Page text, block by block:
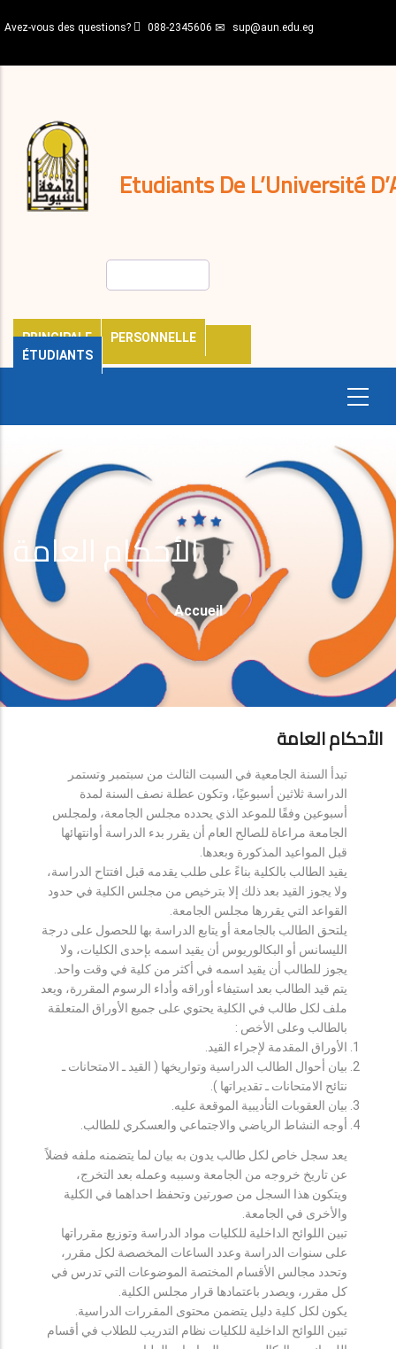
au
principal
Avez-vous des questions? 088-2345606 sup@aun.edu.eg
Etudiants De L’Université
PRINCIPALE
PERSONNELLE
ÉTUDIANTS
décisions
Expatriés
Journal
الأحكام العامة
Fil
D'Ariane
Accueil
الأحكام العامة
تبدأ السنة الجامعية في السبت الثالث من سبتمبر وتستمر
الدراسة ثلاثين أسبوعيًا، وتكون عطلة نصف السنة لمدة
أسبوعين وفقًا للموعد الذي يحدده مجلس الجامعة، ولمجلس
الجامعة مراعاة للصالح العام أن يقرر بدء الدراسة أوانتهائها
قبل المواعيد المذكورة وبعدها.
يقيد الطالب بالكلية بناءً على طلب يقدمه قبل افتتاح الدراسة،
ولا يجوز القيد بعد ذلك إلا بترخيص من مجلس الكلية في حدود
القواعد التي يقررها مجلس الجامعة.
يلتحق الطالب بالجامعة أو يتابع الدراسة بها للحصول على درجة
الليسانس أو البكالوريوس أن يقيد اسمه بإحدى الكليات، ولا
يجوز للطالب أن يقيد اسمه في أكثر من كلية في وقت واحد.
يتم قيد الطالب بعد استيفاء أوراقه وأداء الرسوم المقررة، ويعد
ملف لكل طالب في الكلية يحتوي على جميع الأوراق المتعلقة
بالطالب وعلى الأخص :
الأوراق المقدمة لإجراء القيد.
بيان أحوال الطالب الدراسية وتواريخها ( القيد ـ الامتحانات ـ
نتائح الامتحانات ـ تقديراتها ).
بيان العقوبات التأديبية الموقعة عليه.
أوجه النشاط الرياضي والاجتماعي والعسكري للطالب.
يعد سجل خاص لكل طالب يدون به بيان لما يتضمنه ملفه فضلاً
عن تاريخ خروجه من الجامعة وسببه وعمله بعد التخرج،
ويتكون هذا السجل من صورتين وتحفظ احداهما في الكلية
والأخرى في الجامعة.
تبين اللوائح الداخلية للكليات مواد الدراسة وتوزيع مقرراتها
على سنوات الدراسة وعدد الساعات المخصصة لكل مقرر،
وتحدد مجالس الأقسام المختصة الموضوعات التي تدرس في
كل مقرر، ويصدر باعتمادها قرار مجلس الكلية.
يكون لكل كلية دليل يتضمن محتوى المقررات الدراسية.
تبين اللوائح الداخلية للكليات نظام التدريب للطلاب في أقسام